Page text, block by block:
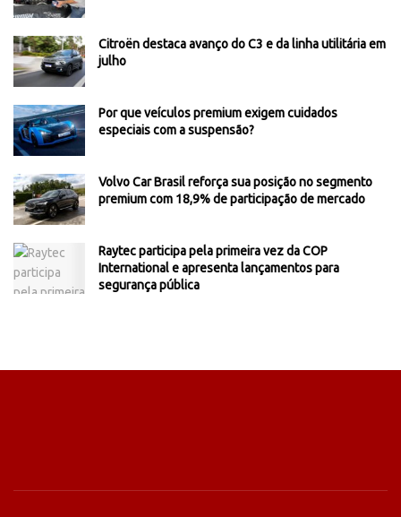
Citroën destaca avanço do C3 e da linha utilitária em
julho
Por que veículos premium exigem cuidados
especiais com a suspensão?
Volvo Car Brasil reforça sua posição no segmento
premium com 18,9% de participação de mercado
Raytec participa pela primeira vez da COP
International e apresenta lançamentos para
segurança pública